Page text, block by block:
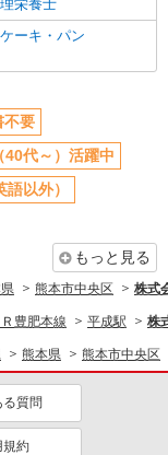
栄養士
ーキ・パン
不要
40代～）活躍中
以外）
もっと見る
熊本市中央区 株式
Ｒ豊肥本線 平成駅 株
熊本県 熊本市中央区
る質問
規約